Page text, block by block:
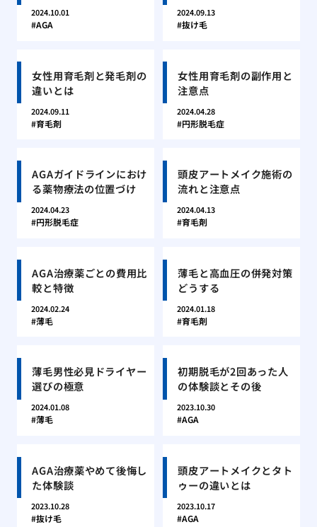
2024.10.01
AGA
2024.09.13
抜け毛
女性用育毛剤と発毛剤の
違いとは
2024.09.11
育毛剤
女性用育毛剤の副作用と
注意点
2024.04.28
円形脱毛症
AGAガイドラインにおけ
る薬物療法の位置づけ
2024.04.23
円形脱毛症
頭皮アートメイク施術の
流れと注意点
2024.04.13
育毛剤
AGA治療薬ごとの費用比
較と特徴
2024.02.24
薄毛
薄毛と高血圧の併発対策
どうする
2024.01.18
育毛剤
薄毛男性必見ドライヤー
選びの極意
2024.01.08
薄毛
初期脱毛が2回あった人
の体験談とその後
2023.10.30
AGA
AGA治療薬やめて後悔し
た体験談
2023.10.28
抜け毛
頭皮アートメイクとタト
ゥーの違いとは
2023.10.17
AGA